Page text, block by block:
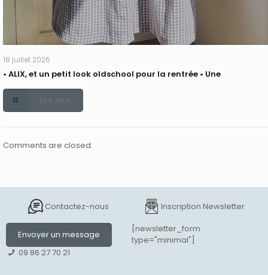
18 juillet 2026
• ALIX, et un petit look oldschool pour la rentrée • Une
Lire plus
Comments are closed.
Contactez-nous
Envoyer un message
09 86 27 70 21
Inscription Newsletter
[newsletter_form
type="minimal"]